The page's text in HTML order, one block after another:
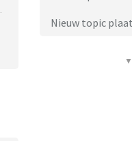
Nieuw topic
▼